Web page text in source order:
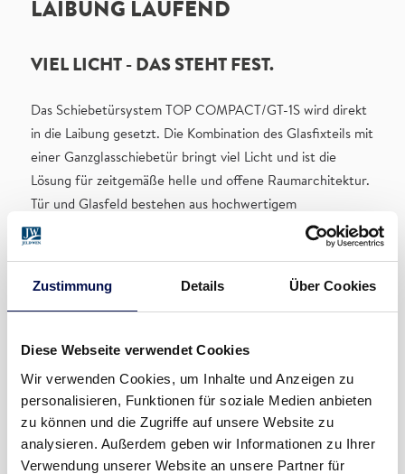
Zustimmung Details Über Cookies
Diese Webseite verwendet Cookies
Wir verwenden Cookies, um Inhalte und Anzeigen zu
personalisieren, Funktionen für soziale Medien anbieten
zu können und die Zugriffe auf unsere Website zu
analysieren. Außerdem geben wir Informationen zu Ihrer
Verwendung unserer Website an unsere Partner für
LAIBUNG LAUFEND
VIEL LICHT - DAS STEHT FEST.
Das Schiebetürsystem TOP COMPACT/GT-1S wird direkt
in die Laibung gesetzt. Die Kombination des Glasfixteils mit
einer Ganzglasschiebetür bringt viel Licht und ist die
Lösung für zeitgemäße helle und offene Raumarchitektur.
Tür und Glasfeld bestehen aus hochwertigem
Einscheibensicherheitsglas.